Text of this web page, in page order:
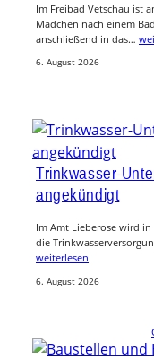
Im Freibad Vetschau ist
Mädchen nach einem
anschließend in das…
6. August 2026
Trinkwasser-
angekündigt
Im Amt Lieberose wird
die
weiterlesen
6. August 2026